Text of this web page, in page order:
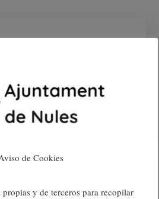
comentari
per escriure un comentari.
de Cookies
y de terceros para recopilar